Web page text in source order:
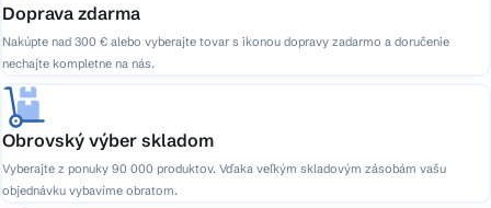
Doprava zdarma
Nakúpte nad 300 € alebo vyberajte tovar s ikonou dopravy zadarmo a doručenie
nechajte kompletne na nás.
Obrovský výber skladom
Vyberajte z ponuky 90 000 produktov. Vďaka veľkým skladovým zásobám vašu
objednávku vybavíme obratom.